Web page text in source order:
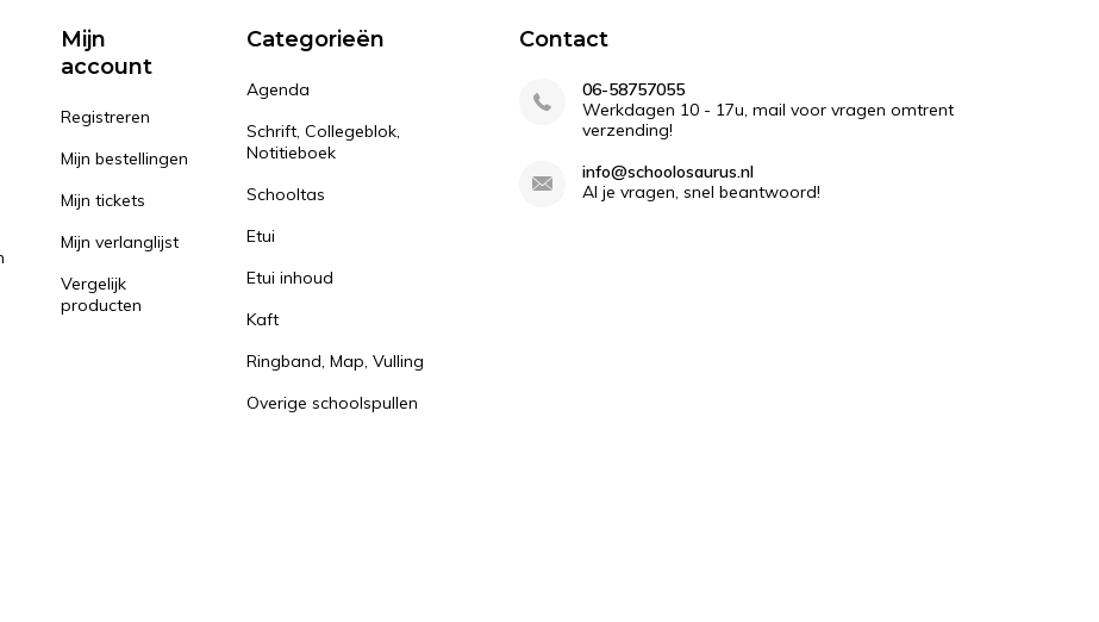
Mijn
account
Registreren
Mijn bestellingen
Mijn tickets
Mijn verlanglijst
Vergelijk
producten
Categorieën
Agenda
Schrift, Collegeblok,
Notitieboek
Schooltas
Etui
Etui inhoud
Kaft
Ringband, Map, Vulling
Overige schoolspullen
Contact
06-58757055
Werkdagen 10 - 17u, mail voor vragen omtrent
verzending!
info@schoolosaurus.nl
Al je vragen, snel beantwoord!